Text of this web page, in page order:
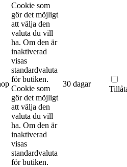
Cookie som
gör det möjligt
att välja den
valuta du vill
ha. Om den är
inaktiverad
visas
standardvaluta
för butiken.
Cookie som
gör det möjligt
att välja den
valuta du vill
ha. Om den är
inaktiverad
visas
standardvaluta
för butiken.
30 dagar